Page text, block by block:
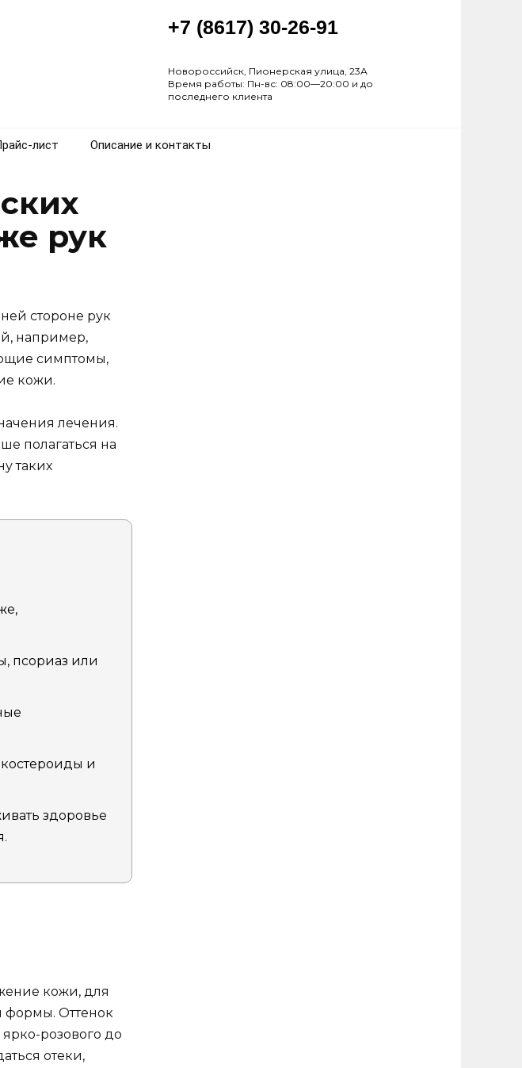
+7 (8617) 30-26-91
Новороссийск, Пионерская улица, 23А
Время работы: Пн-вс: 08:00—20:00 и до
последнего клиента
лист Описание и контакты
рук
стороне рук
например,
симптомы,
кожи.
лечения.
полагаться на
таких
псориаз или
и
здоровье
кожи, для
формы. Оттенок
розового до
отеки,